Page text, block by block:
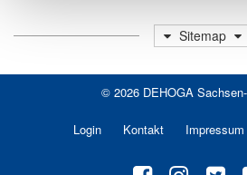
Sitemap
© 2026 DEHOGA
Login Kontakt Impressum